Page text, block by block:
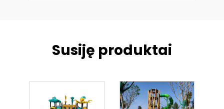
Susiję produktai